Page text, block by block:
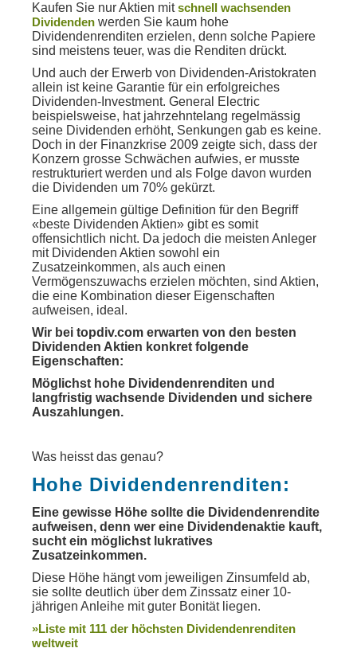
Kaufen Sie nur Aktien mitschnell wachsenden
Dividenden werden Sie kaum hohe
Dividendenrenditen erzielen, denn solche Papiere
sind meistens teuer, was die Renditen drückt.
Und auch der Erwerb von Dividenden-Aristokraten
allein ist keine Garantie für ein erfolgreiches
Dividenden-Investment. General Electric
beispielsweise, hat jahrzehntelang regelmässig
seine Dividenden erhöht, Senkungen gab es keine.
Doch in der Finanzkrise 2009 zeigte sich, dass der
Konzern grosse Schwächen aufwies, er musste
restrukturiert werden und als Folge davon wurden
die Dividenden um 70% gekürzt.
Eine allgemein gültige Definition für den Begriff
«beste Dividenden Aktien» gibt es somit
offensichtlich nicht. Da jedoch die meisten Anleger
mit Dividenden Aktien sowohl ein
Zusatzeinkommen, als auch einen
Vermögenszuwachs erzielen möchten, sind Aktien,
die eine Kombination dieser Eigenschaften
aufweisen, ideal.
Wir bei topdiv.com erwarten von den besten
Dividenden Aktien konkret folgende
Eigenschaften:
Möglichst hohe Dividendenrenditen und
langfristig wachsende Dividenden und sichere
Auszahlungen.
Was heisst das genau?
Hohe Dividendenrenditen:
Eine gewisse Höhe sollte die Dividendenrendite
aufweisen, denn wer eine Dividendenaktie kauft,
sucht ein möglichst lukratives
Zusatzeinkommen.
Diese Höhe hängt vom jeweiligen Zinsumfeld ab,
sie sollte deutlich über dem Zinssatz einer 10-
jährigen Anleihe mit guter Bonität liegen.
»Liste mit 111 der höchsten Dividendenrenditen
weltweit